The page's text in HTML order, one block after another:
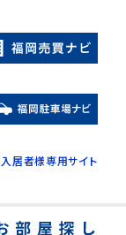
入居者様専用サイト